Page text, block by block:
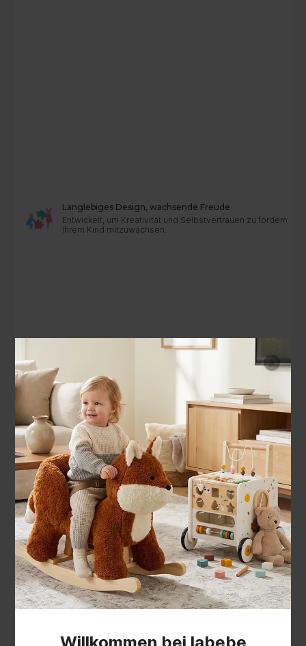
Langlebiges Design, wachsende Freude
Entwickelt, um Kreativität und Selbstvertrauen zu fördern –
Ihrem Kind mitzuwachsen.
Willkommen bei labebe